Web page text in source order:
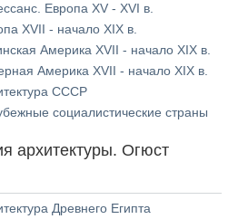
Европа XV - XVI в.
XVII - начало XIX в.
Америка XVII - начало XIX в.
Америка XVII - начало XIX в.
СССР
социалистические страны
архитектуры. Огюст
Древнего Египта